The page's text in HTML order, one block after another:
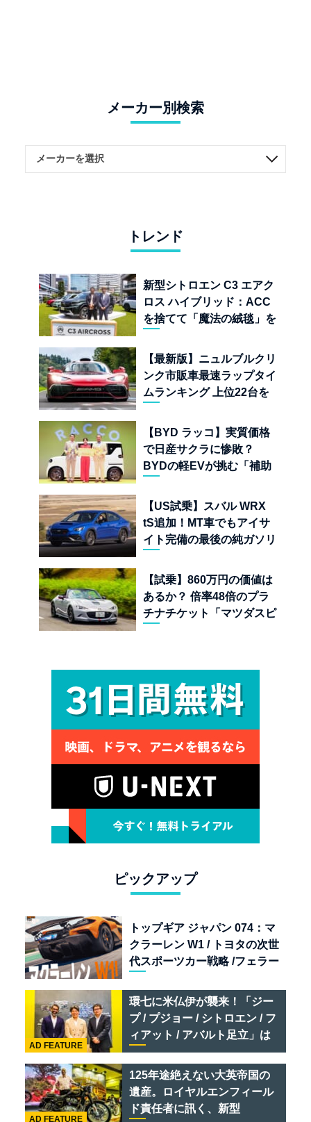
メーカー別検索
トレンド
新型シトロエン C3 エアク
ロス ハイブリッド：ACC
を捨てて「魔法の絨毯」を
児
【最新版】ニュルブルクリ
ンク市販車最速ラップタイ
ムランキング 上位22台を
【BYD ラッコ】実質価格
で日産サクラに惨敗？
BYDの軽EVが挑む「補助
界
【US試乗】スバル WRX
tS追加！MT車でもアイサ
イト完備の最後の純ガソリ
【試乗】860万円の価値は
あるか？ 倍率48倍のプラ
チナチケット「マツダスピ
ピックアップ
トップギア ジャパン 074：マ
クラーレン W1 / トヨタの次世
代スポーツカー戦略 /フェラー
リオ /ベントレー スーパース
ポーツ
環七に米仏伊が襲来！「ジー
プ / プジョー / シトロエン / フ
ィアット / アバルト足立」は
クルマのセレクトショップで
ある
AD FEATURE
125年途絶えない大英帝国の
遺産。ロイヤルエンフィール
ド責任者に訊く、新型
AD FEATURE